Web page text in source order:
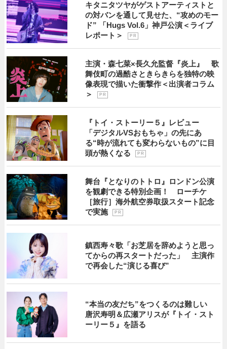
キタニタツヤがゲストアーティストと
の対バンを通して見せた、“攻めのモー
ド” 「Hugs Vol.6」神戸公演＜ライブ
レポート＞
P R
主演・森七菜×長久允監督『炎上』 歌
舞伎町の過酷さときらきらを独特の映
像表現で描いた衝撃作＜出演者コラム
＞
P R
『トイ・ストーリー５』レビュー
「デジタルVSおもちゃ」の先にあ
る“時が流れても変わらないもの”に目
頭が熱くなる
P R
舞台『となりのトトロ』ロンドン公演
を観劇できる特別企画！ ローチケ
［旅行］海外航空券取扱スタート記念
で実施
P R
鎮西寿々歌「お芝居を辞めようと思っ
てからの再スタートだった」 主演作
で再会した“演じる喜び”
“本当の友だち”をつくるのは難しい
唐沢寿明＆広瀬アリスが『トイ・スト
ーリー５』を語る